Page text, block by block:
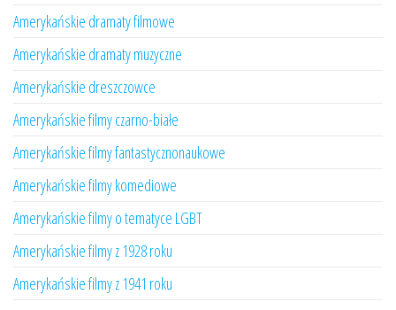
Amerykańskie dramaty filmowe
Amerykańskie dramaty muzyczne
Amerykańskie dreszczowce
Amerykańskie filmy czarno-białe
Amerykańskie filmy fantastycznonaukowe
Amerykańskie filmy komediowe
Amerykańskie filmy o tematyce LGBT
Amerykańskie filmy z 1928 roku
Amerykańskie filmy z 1941 roku